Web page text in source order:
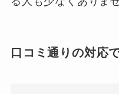
口コミ通りの対応